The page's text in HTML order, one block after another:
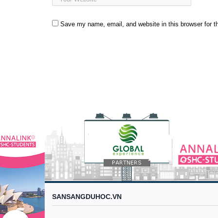
Save my name, email, and website in this browser for
SANSANGDUHOC.VN